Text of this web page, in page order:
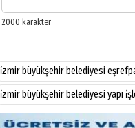
i̇zmir büyükşehir belediyesi
i̇zmir büyükşehir belediyesi yapı